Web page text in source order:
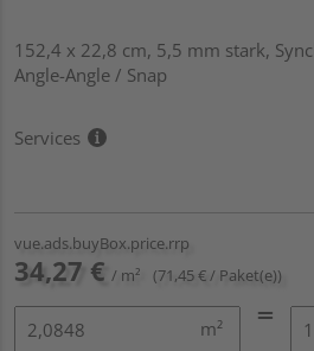
152,4 x 22,8 cm, 5,5 mm stark,
Angle-Angle / Snap
Services
vue.ads.buyBox.price.rrp
34,27 € / m² (71,45 € / Paket(e))
m²